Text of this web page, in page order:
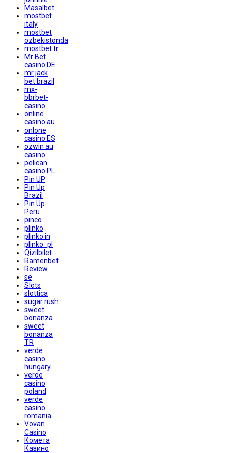
Masalbet
mostbet
italy
mostbet
ozbekistonda
mostbet tr
Mr Bet
casino DE
mr jack
bet brazil
mx-
bbrbet-
casino
online
casino au
onlone
casino ES
ozwin au
casino
pelican
casino PL
Pin UP
Pin Up
Brazil
Pin Up
Peru
pinco
plinko
plinko in
plinko_pl
Qizilbilet
Ramenbet
Review
se
Slots
slottica
sugar rush
sweet
bonanza
sweet
bonanza
TR
verde
casino
hungary
verde
casino
poland
verde
casino
romania
Vovan
Casino
Комета
Казино